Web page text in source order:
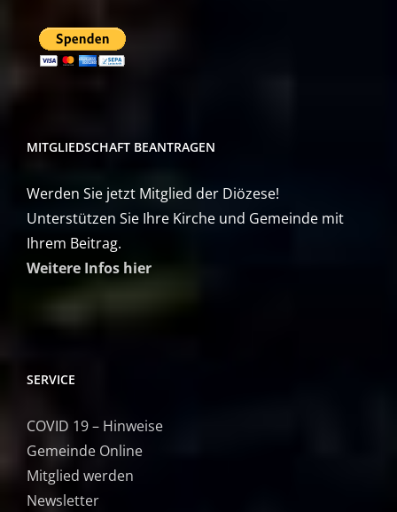
MITGLIEDSCHAFT BEANTRAGEN
Werden Sie jetzt Mitglied der Diözese!
Unterstützen Sie Ihre Kirche und Gemeinde mit
Ihrem Beitrag.
Weitere Infos hier
SERVICE
COVID 19 – Hinweise
Gemeinde Online
Mitglied werden
Newsletter